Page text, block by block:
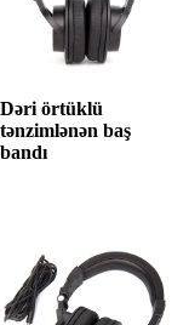
Dəri örtüklü
tənzimlənən baş
bandı